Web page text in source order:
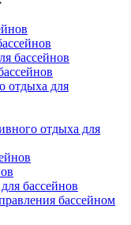
бассейнов
отдыха для
отдыха для
бассейнов
бассейном